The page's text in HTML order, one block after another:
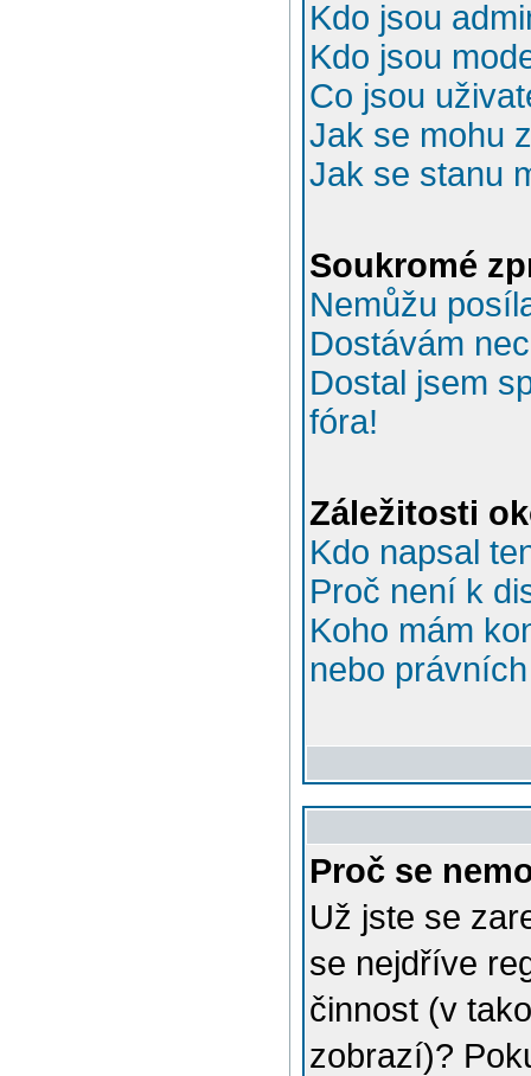
Kdo jsou
Kdo jsou
Co jsou
Jak se mohu
Jak se stanu
Soukromé
Nemůžu
Dostávám
Dostal jsem
fóra!
Záležitosti
Kdo napsal
Proč není k
Koho mám
nebo
Proč se
Už jste se
se nejdříve
činnost (v
zobrazí)?